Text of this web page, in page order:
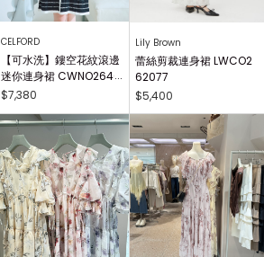
CELFORD
【可水洗】鏤空花紋滾邊
迷你連身裙 CWNO2640
34
$7,380
Lily Brown
蕾絲剪裁連身裙 LWCO2
62077
$5,400